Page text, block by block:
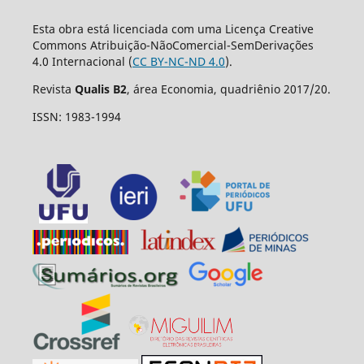
Esta obra está licenciada com uma Licença Creative
Commons Atribuição-NãoComercial-SemDerivações
4.0 Internacional (CC BY-NC-ND 4.0).
Revista Qualis B2, área Economia, quadriênio 2017/20.
ISSN: 1983-1994